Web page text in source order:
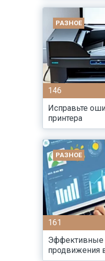
РАЗНОЕ
146
Исправьте
принтера
РАЗНОЕ
161
Эффективные
продвижения